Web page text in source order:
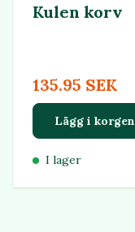
Kulen korv
135.95 SEK
Lägg i korgen
I lager